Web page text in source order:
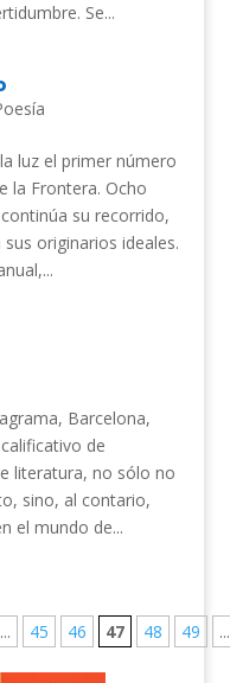
Se...
luz el primer número
la Frontera. Ocho
su recorrido,
originarios ideales.
Barcelona,
de
literatura, no sólo no
sino, al contario,
el mundo de...
... 45 46 47 48 49
...